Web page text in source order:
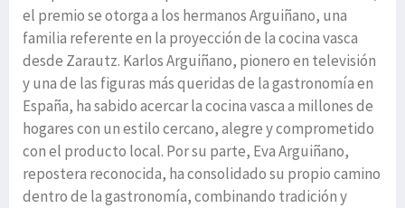
el premio se otorga a los hermanos Arguiñano, una
familia referente en la proyección de la cocina vasca
desde Zarautz. Karlos Arguiñano, pionero en televisión
y una de las figuras más queridas de la gastronomía en
España, ha sabido acercar la cocina vasca a millones de
hogares con un estilo cercano, alegre y comprometido
con el producto local. Por su parte, Eva Arguiñano,
repostera reconocida, ha consolidado su propio camino
dentro de la gastronomía, combinando tradición y